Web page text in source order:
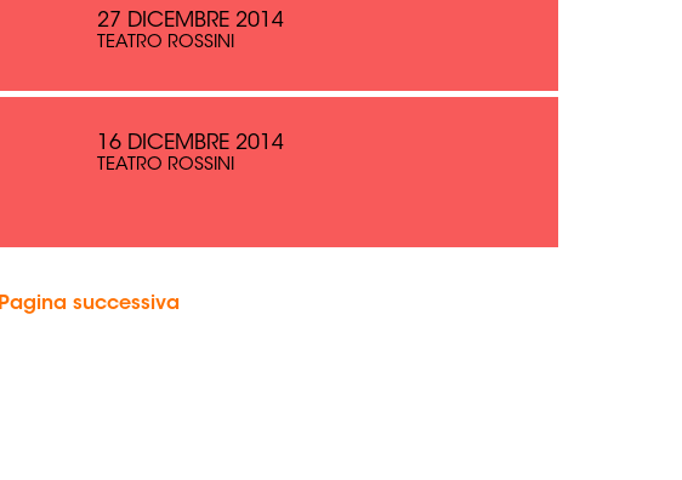
27 DICEMBRE 2014
TEATRO ROSSINI
16 DICEMBRE 2014
TEATRO ROSSINI
Pagina successiva